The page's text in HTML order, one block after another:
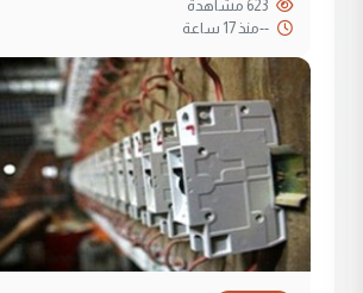
--منذ 17 ساعة